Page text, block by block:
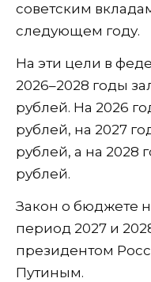
советским
следующем году.
На эти цели в
2026–2028 годы
рублей. На 2026
рублей, на 2027
рублей, а на 2028
рублей.
Закон о бюджете
период 2027 и
президентом
Путиным.